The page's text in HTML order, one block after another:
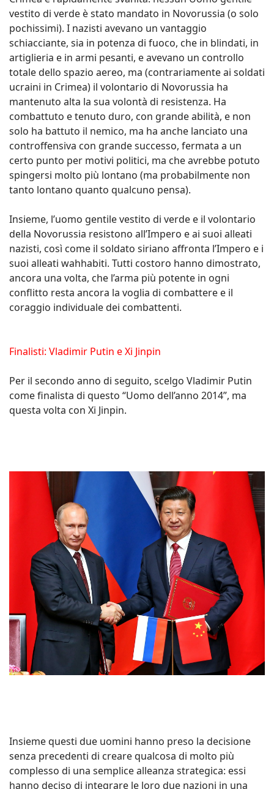
vestito di verde è stato mandato in Novorussia (o solo
pochissimi). I nazisti avevano un vantaggio
schiacciante, sia in potenza di fuoco, che in blindati, in
artiglieria e in armi pesanti, e avevano un controllo
totale dello spazio aereo, ma (contrariamente ai soldati
ucraini in Crimea) il volontario di Novorussia ha
mantenuto alta la sua volontà di resistenza. Ha
combattuto e tenuto duro, con grande abilità, e non
solo ha battuto il nemico, ma ha anche lanciato una
controffensiva con grande successo, fermata a un
certo punto per motivi politici, ma che avrebbe potuto
spingersi molto più lontano (ma probabilmente non
tanto lontano quanto qualcuno pensa).
Insieme, l’uomo gentile vestito di verde e il volontario
della Novorussia resistono all’Impero e ai suoi alleati
nazisti, così come il soldato siriano affronta l’Impero e i
suoi alleati wahhabiti. Tutti costoro hanno dimostrato,
ancora una volta, che l’arma più potente in ogni
conflitto resta ancora la voglia di combattere e il
coraggio individuale dei combattenti.
Finalisti: Vladimir Putin e Xi Jinpin
Per il secondo anno di seguito, scelgo Vladimir Putin
come finalista di questo “Uomo dell’anno 2014”, ma
questa volta con Xi Jinpin.
Insieme questi due uomini hanno preso la decisione
senza precedenti di creare qualcosa di molto più
complesso di una semplice alleanza strategica: essi
hanno deciso di integrare le loro due nazioni in una